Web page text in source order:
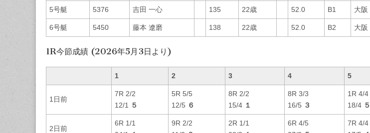
5号艇 5376 吉田 一心 135 22歳 52.0 B1 大阪
6号艇 5450 藤本 遼磨 138 22歳 52.0 B2 大阪
1R今節成績 (2026年5月3日より)
1 2 3 4 5
1日前
7R 2/2
12/1
５
5R 5/5
12/5 ６
8R 2/2
15/4 １
8R 3/3
16/5 ３
1R 4/4
18/4 ５
2日前
6R 1/1
9R 2/2
2R 1/1
6R 4/5
7R 4/4